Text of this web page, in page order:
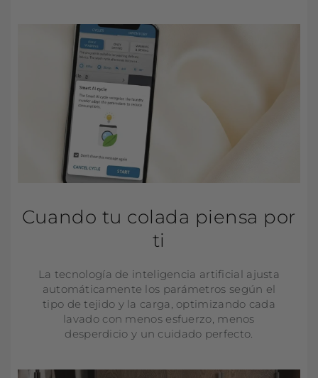
Cuando tu colada piensa por
ti
La tecnología de inteligencia artificial ajusta
automáticamente los parámetros según el
tipo de tejido y la carga, optimizando cada
lavado con menos esfuerzo, menos
desperdicio y un cuidado perfecto.